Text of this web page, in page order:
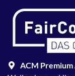
ACM Premium